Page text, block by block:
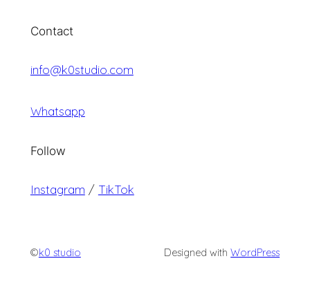
Contact
info@k0studio.com
Whatsapp
Follow
Instagram / TikTok
©k0 studio Designed withWordPress